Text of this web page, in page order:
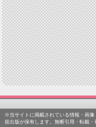
※当サイトに掲載されている情報・画
規出版が保有します。無断引用・転載・